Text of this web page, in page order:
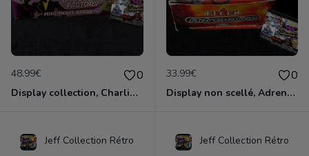
48.99€ 0
Display collection, Charlie et la Chocolaterie, Compléte de 100 sachets d'images.
33.99€ 0
Display non scellé, Adrenaline, cartes à collectionner de Sport, compléte.
Jeff Collection Rétro Jeff Collection Rétro